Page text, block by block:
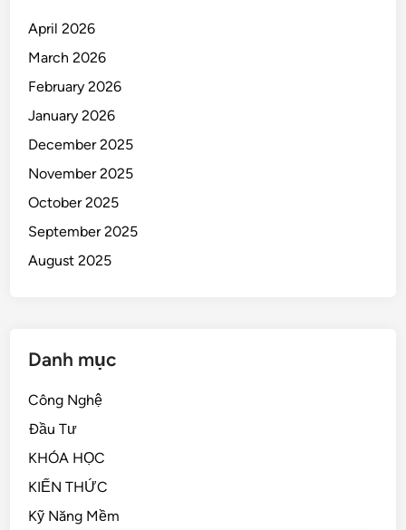
April 2026
March 2026
February 2026
January 2026
December 2025
November 2025
October 2025
September 2025
August 2025
Danh mục
Công Nghệ
Đầu Tư
KHÓA HỌC
KIẾN THỨC
Kỹ Năng Mềm